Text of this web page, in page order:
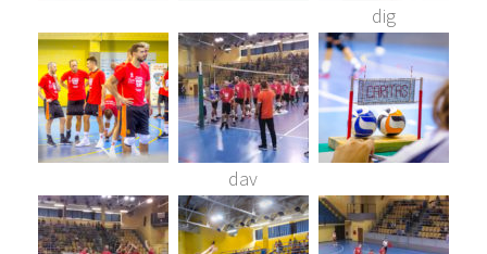
dig
dav